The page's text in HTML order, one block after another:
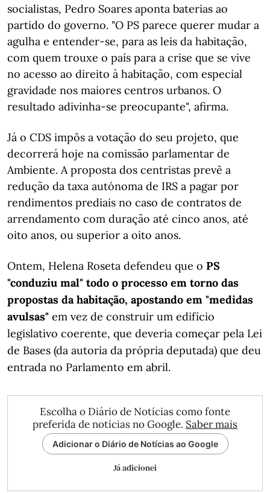
socialistas, Pedro Soares aponta baterias ao
partido do governo. "O PS parece querer mudar a
agulha e entender-se, para as leis da habitação,
com quem trouxe o país para a crise que se vive
no acesso ao direito à habitação, com especial
gravidade nos maiores centros urbanos. O
resultado adivinha-se preocupante", afirma.
Já o CDS impôs a votação do seu projeto, que
decorrerá hoje na comissão parlamentar de
Ambiente. A proposta dos centristas prevê a
redução da taxa autónoma de IRS a pagar por
rendimentos prediais no caso de contratos de
arrendamento com duração até cinco anos, até
oito anos, ou superior a oito anos.
Ontem, Helena Roseta defendeu que o PS
"conduziu mal" todo o processo em torno das
propostas da habitação, apostando em "medidas
avulsas" em vez de construir um edifício
legislativo coerente, que deveria começar pela Lei
de Bases (da autoria da própria deputada) que deu
entrada no Parlamento em abril.
Escolha o Diário de Notícias como fonte
preferida de notícias no Google. Saber mais
Adicionar o Diário de Notícias ao Google
Já adicionei